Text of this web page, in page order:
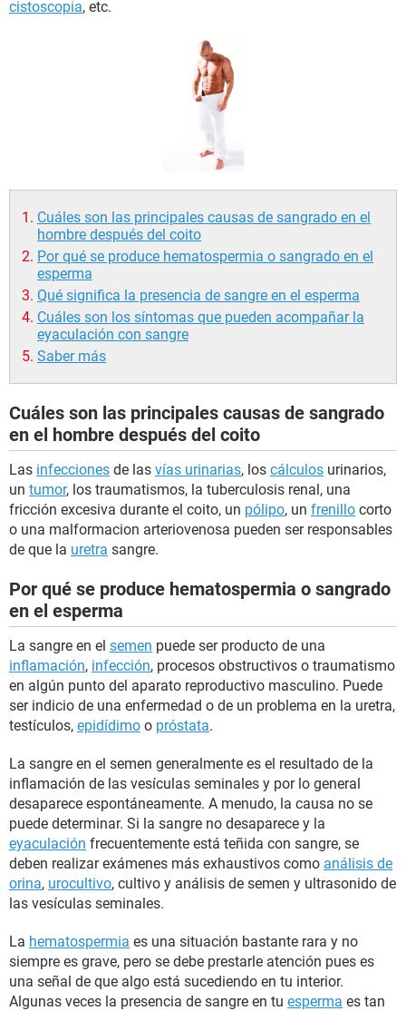
cistoscopia, etc.
Cuáles son las principales causas de sangrado en el
hombre después del coito
Por qué se produce hematospermia o sangrado en el
esperma
Qué significa la presencia de sangre en el esperma
Cuáles son los síntomas que pueden acompañar la
eyaculación con sangre
Saber más
Cuáles son las principales causas de sangrado
en el hombre después del coito
Las infecciones de las vías urinarias, los cálculos urinarios,
un tumor, los traumatismos, la tuberculosis renal, una
fricción excesiva durante el coito, un pólipo, un frenillo corto
o una malformacion arteriovenosa pueden ser responsables
de que la uretra sangre.
Por qué se produce hematospermia o sangrado
en el esperma
La sangre en el semen puede ser producto de una
inflamación, infección, procesos obstructivos o traumatismo
en algún punto del aparato reproductivo masculino. Puede
ser indicio de una enfermedad o de un problema en la uretra,
testículos, epidídimo o próstata.
La sangre en el semen generalmente es el resultado de la
inflamación de las vesículas seminales y por lo general
desaparece espontáneamente. A menudo, la causa no se
puede determinar. Si la sangre no desaparece y la
eyaculación frecuentemente está teñida con sangre, se
deben realizar exámenes más exhaustivos como análisis de
orina, urocultivo, cultivo y análisis de semen y ultrasonido de
las vesículas seminales.
La hematospermia es una situación bastante rara y no
siempre es grave, pero se debe prestarle atención pues es
una señal de que algo está sucediendo en tu interior.
Algunas veces la presencia de sangre en tu esperma es tan